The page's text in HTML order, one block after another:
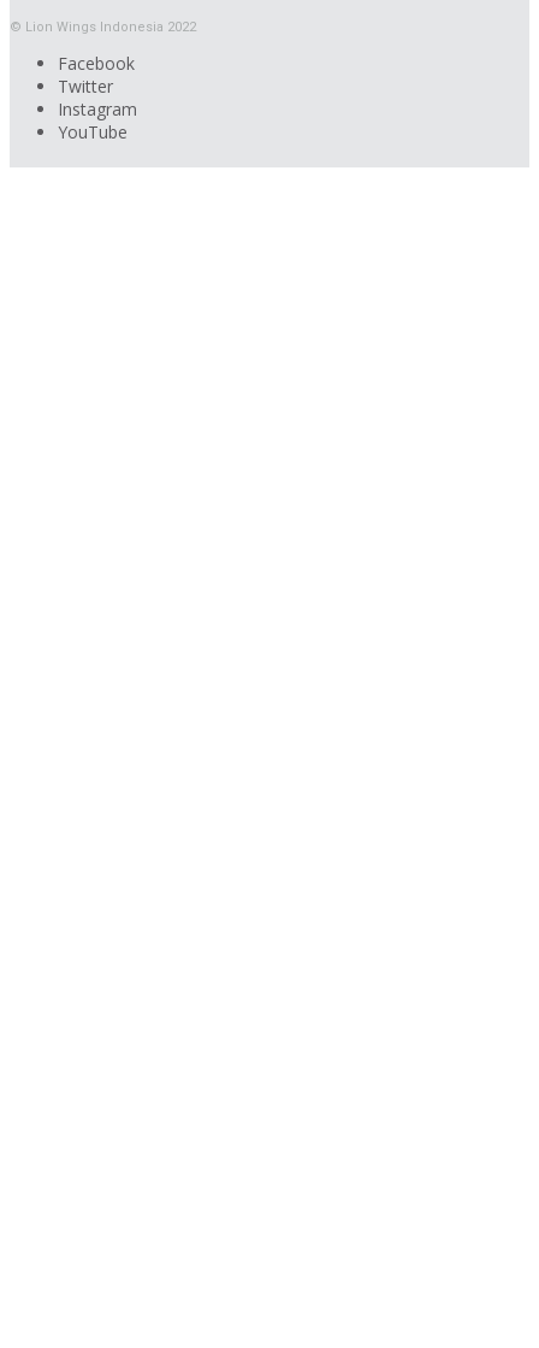
© Lion Wings Indonesia 2022
Facebook
Twitter
Instagram
YouTube